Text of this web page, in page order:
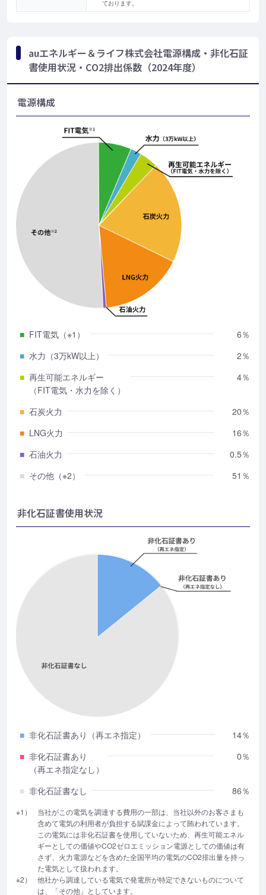
ております。
auエネルギー＆ライフ株式会社電源構成・非化石証
書使用状況・CO2排出係数（2024年度）
電源構成
■ FIT電気（※1）
6％
■ 水力（3万kW以上）
2％
■ 再生可能エネルギー
（FIT電気・水力を除く）
4％
■ 石炭火力
20％
■ LNG火力
16％
■ 石油火力
0.5％
■ その他（※2） 51％
非化石証書使用状況
■ 非化石証書あり（再エネ指定）
14％
■ 非化石証書あり
（再エネ指定なし）
0％
■ 非化石証書なし 86％
※1）
当社がこの電気を調達する費用の一部は、当社以外のお客さまも
含めて電気の利用者が負担する賦課金によって賄われています。
この電気には非化石証書を使用していないため、再生可能エネル
ギーとしての価値やCO2ゼロエミッション電源としての価値は有
さず、火力電源などを含めた全国平均の電気のCO2排出量を持っ
た電気として扱われます。
※2）
他社から調達している電気で発電所が特定できないものについて
は、「その他」としています。